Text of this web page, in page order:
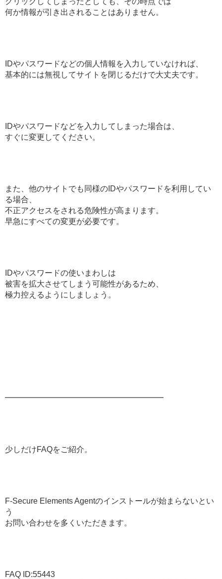
何か情報が引き出されることはありません。
IDやパスワードなどの個人情報を入力していなければ、
基本的には無視してサイトを閉じるだけで大丈夫です。
IDやパスワードなどを入力してしまった場合は、
すぐに変更してください。
また、他のサイトでも同様のIDやパスワードを利用してい
る場合、
不正アクセスをされる危険性が高まります。
早急にすべての変更が必要です。
IDやパスワードの使いまわしは
被害を拡大させてしまう可能性があるため、
極力控えるようにしましょう。
━━━━━━━━━━━━━━━━━━━━
少しだけFAQをご紹介。
F-Secure Elements Agentのインストールが始まらないとい
う
お問い合わせを多くいただきます。
FAQ ID:55443